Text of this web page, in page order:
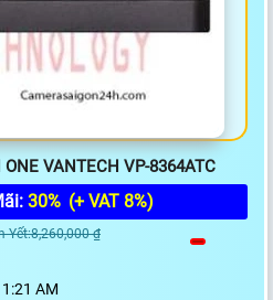
VANTECH VP-8364ATC
30% (+ VAT 8%)
Yết:8,260,000 ₫
AM